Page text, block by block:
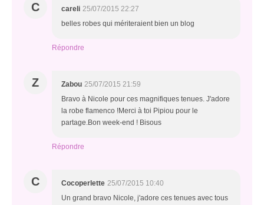
C careli 25/07/2015 22:27
belles robes qui mériteraient bien un blog
Répondre
Z Zabou 25/07/2015 21:59
Bravo à Nicole pour ces magnifiques tenues. J'adore
la robe flamenco !Merci à toi Pipiou pour le
partage.Bon week-end ! Bisous
Répondre
C Cocoperlette 25/07/2015 10:40
Un grand bravo Nicole, j'adore ces tenues avec tous